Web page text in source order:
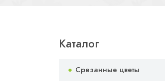
Каталог
Срезанные цветы